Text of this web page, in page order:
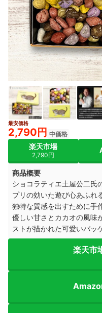
最安価格
2,790円 中価格
楽天市場
2,790円
商品概要
ショコラティエ土屋公二氏
プリの効いた遊び心あふれ
独特な質感を出すために手
優しい甘さとカカオの風味
ストが描かれた可愛いパッ
楽天市